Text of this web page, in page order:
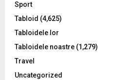
Sport
Tabloid (4,625)
Tabloidele lor
Tabloidele noastre (1,279)
Travel
Uncategorized